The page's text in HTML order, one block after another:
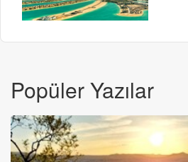
Popüler Yazılar